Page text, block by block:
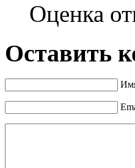
Оценка
Оставить